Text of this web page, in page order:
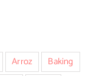
Arroz
Baking